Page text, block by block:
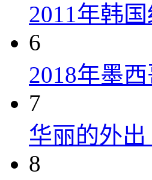
2011年韩
6
2018年墨
7
华丽的外出
8